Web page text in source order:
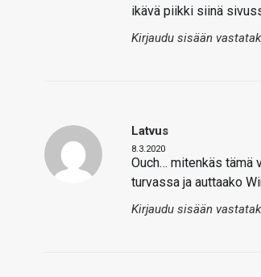
ikävä piikki siinä
Kirjaudu sisään
Latvus
8.3.2020
Ouch… mitenkäs tämä
turvassa ja auttaako
Kirjaudu sisään